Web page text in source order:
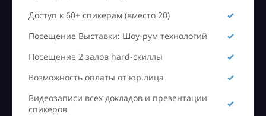
Доступ к 60+ спикерам (вместо 20)
Посещение Выставки: Шоу-рум технологий
Посещение 2 залов hard-скиллы
Возможность оплаты от юр.лица
Видеозаписи всех докладов и презентации
спикеров